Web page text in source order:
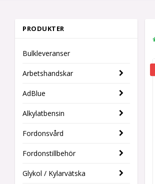
PRODUKTER
Bulkleveranser
Arbetshandskar
AdBlue
Alkylatbensin
Fordonsvård
Fordonstillbehör
Glykol / Kylarvätska